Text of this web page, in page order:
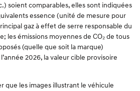
soient comparables, elles sont indiquées
essence (unité de mesure pour
gaz à effet de serre responsable du
les émissions moyennes de CO₂ de tous
(quelle que soit la marque)
2026, la valeur cible provisoire
que les images illustrant le véhicule